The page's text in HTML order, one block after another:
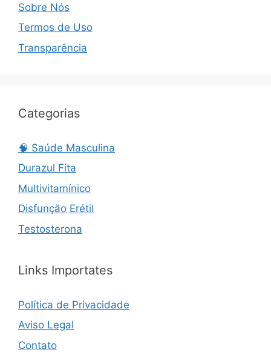
Sobre Nós
Termos de Uso
Transparência
Categorias
🧠 Saúde Masculina
Durazul Fita
Multivitamínico
Disfunção Erétil
Testosterona
Links Importates
Política de Privacidade
Aviso Legal
Contato